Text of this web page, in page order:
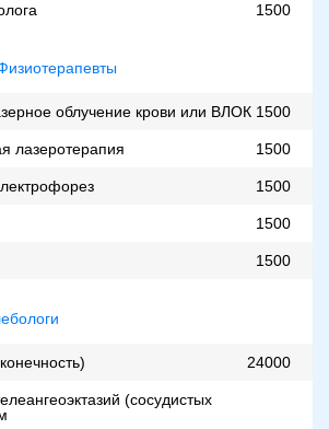
1500
облучение крови или ВЛОК 1500
лазеротерапия 1500
1500
1500
1500
24000
(сосудистых